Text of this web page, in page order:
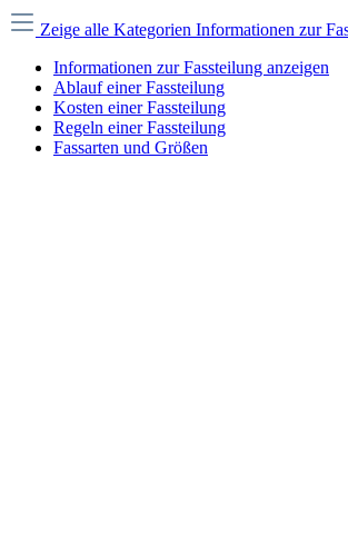
Zeige alle Kategorien Informationen zur
Informationen zur Fassteilung anzeigen
Ablauf einer Fassteilung
Kosten einer Fassteilung
Regeln einer Fassteilung
Fassarten und Größen